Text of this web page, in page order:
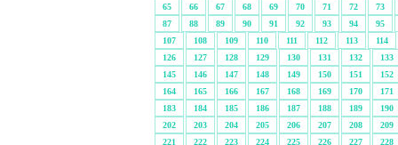
65
66 67 68 69 70 71 72 73
87
88 89 90 91 92 93 94 95
107
108 109 110 111 112 113 114
126
127 128 129 130 131 132 133
145
146 147 148 149 150 151 152
164
165 166 167 168 169 170 171
183
184 185 186 187 188 189 190
202
203 204 205 206 207 208 209
221
222 223 224 225 226 227 228